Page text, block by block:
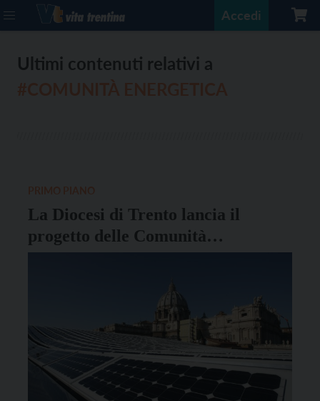
Accedi
Ultimi contenuti relativi a
La Diocesi di Trento lancia il
progetto delle Comunità
Energetiche Rinnovabili